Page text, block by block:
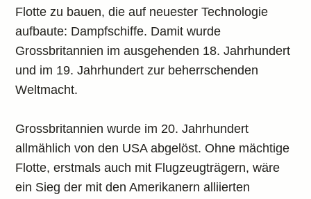
Flotte zu bauen, die auf neuester Technologie
aufbaute: Dampfschiffe. Damit wurde
Grossbritannien im ausgehenden 18. Jahrhundert
und im 19. Jahrhundert zur beherrschenden
Weltmacht.
Grossbritannien wurde im 20. Jahrhundert
allmählich von den USA abgelöst. Ohne mächtige
Flotte, erstmals auch mit Flugzeugträgern, wäre
ein Sieg der mit den Amerikanern alliierten